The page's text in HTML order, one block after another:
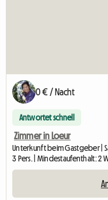
0 € / Nacht
Antwortet schnell
Zimmer in Loeur
Unterkunft beim Gastgeber |
3 Pers. | Mindestaufenthalt: 2